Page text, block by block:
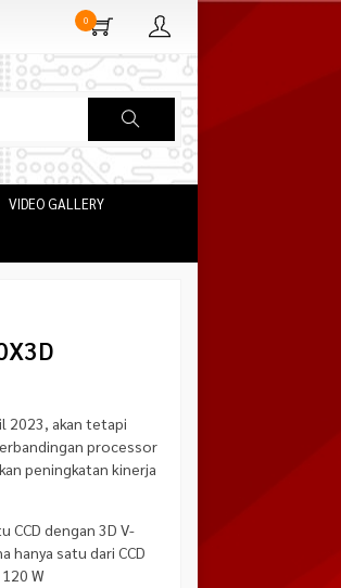
0
VIDEO GALLERY
2023, akan tetapi
processor
peningkatan kinerja
CCD dengan 3D V-
hanya satu dari CCD
W